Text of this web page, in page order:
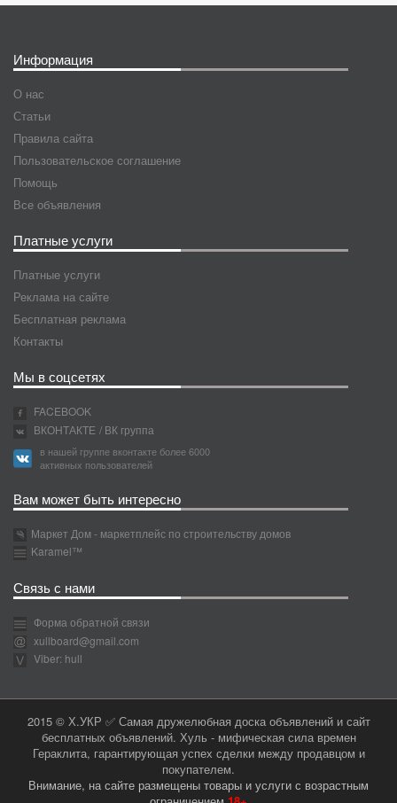
Информация
О нас
Статьи
Правила сайта
Пользовательское соглашение
Помощь
Все объявления
Платные услуги
Платные услуги
Реклама на сайте
Бесплатная реклама
Контакты
Мы в соцсетях
FACEBOOK
ВКОНТАКТЕ / ВК группа
в нашей группе вконтакте более 6000
активных пользователей
Вам может быть интересно
Маркет Дом - маркетплейс по строительству домов
Karamel™
Связь с нами
Форма обратной связи
xullboard@gmail.com
Viber: hull
2015 © Х.УКР ✅ Самая дружелюбная доска объявлений и сайт
бесплатных объявлений. Хуль - мифическая сила времен
Гераклита, гарантирующая успех сделки между продавцом и
покупателем.
Внимание, на сайте размещены товары и услуги с возрастным